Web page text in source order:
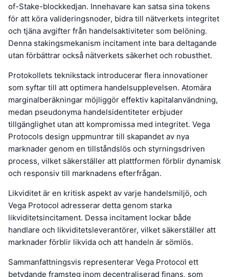
of-Stake-blockkedjan. Innehavare kan satsa sina tokens
för att köra valideringsnoder, bidra till nätverkets integritet
och tjäna avgifter från handelsaktiviteter som belöning.
Denna stakingsmekanism incitament inte bara deltagande
utan förbättrar också nätverkets säkerhet och robusthet.
Protokollets teknikstack introducerar flera innovationer
som syftar till att optimera handelsupplevelsen. Atomära
marginalberäkningar möjliggör effektiv kapitalanvändning,
medan pseudonyma handelsidentiteter erbjuder
tillgänglighet utan att kompromissa med integritet. Vega
Protocols design uppmuntrar till skapandet av nya
marknader genom en tillståndslös och styrningsdriven
process, vilket säkerställer att plattformen förblir dynamisk
och responsiv till marknadens efterfrågan.
Likviditet är en kritisk aspekt av varje handelsmiljö, och
Vega Protocol adresserar detta genom starka
likviditetsincitament. Dessa incitament lockar både
handlare och likviditetsleverantörer, vilket säkerställer att
marknader förblir likvida och att handeln är sömlös.
Sammanfattningsvis representerar Vega Protocol ett
betydande framsteg inom decentraliserad finans, som